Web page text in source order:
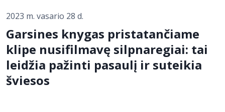
ELVIS atvyksta
Naujienos
Bibliotekoms
2023 m. vasario 28 d.
Garsines knygas pristatančiame
klipe nusifilmavę silpnaregiai: tai
leidžia pažinti pasaulį ir suteikia
šviesos